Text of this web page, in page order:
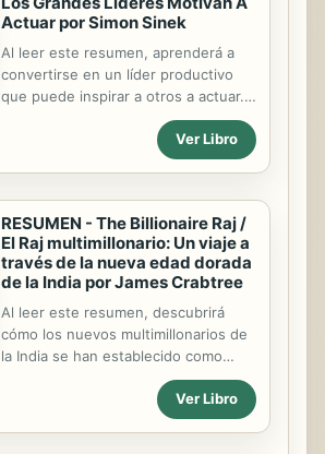
Actuar por Simon Sinek
Al leer este resumen, aprenderá a
convertirse en un líder productivo
que puede inspirar a otros a actuar.
También descubrirá que : Para
inspirar a los demás, primero debes
descubrir tu propia motivación; Un
personas que tienen las mismas
aspiraciones que tú; La fidelidad de
los clientes y la sostenibilidad del
negocio se consiguen manteniendo
el rumbo; La inspiración y la
comunicación son las claves del
liderazgo. ¿Qué relación puedes
encontrar entre Walt Disney, Steve
Jobs y Martin Luther King? La
respuesta puede resumirse en estas
Ver Libro
RESUMEN - The Billionaire Raj /
El Raj multimillonario: Un viaje a
través de la nueva edad dorada
de la India por James Crabtree
Al leer este resumen, descubrirá
cómo los nuevos multimillonarios de
la India se han establecido como
líderes, transformando el mundo
económico y político de su país.
También descubrirá que : la india se
Ver Libro